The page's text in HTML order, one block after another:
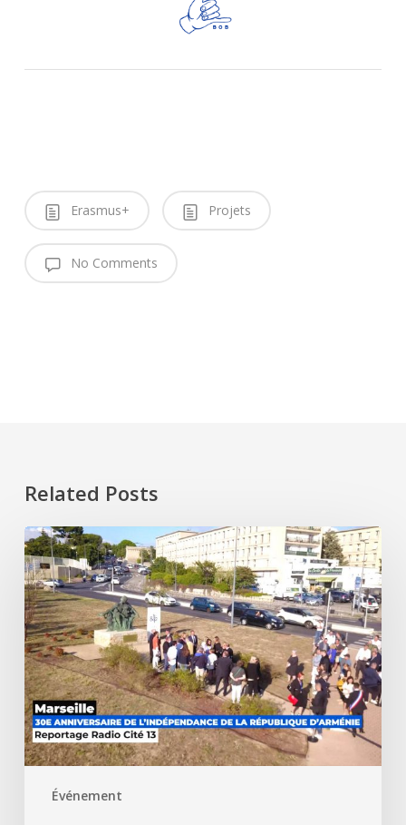
Erasmus+ Projets
No Comments
Related Posts
Événement